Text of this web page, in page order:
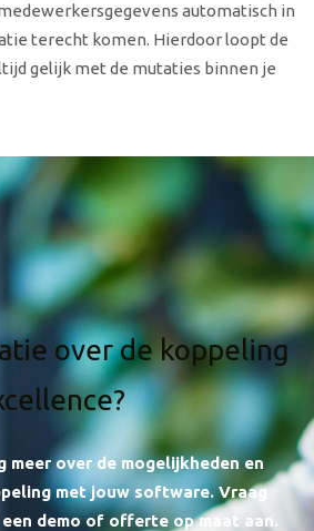
automatisch in
terecht komen. Hierdoor loopt de
gelijk met de mutaties binnen je
over de koppeling
meer over de mogelijkheden en
met jouw software.Vraag
demo of offerte op maat aan.